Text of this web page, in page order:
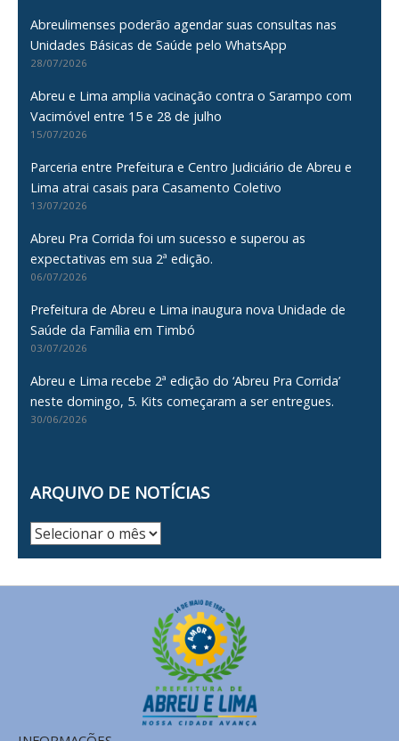
Abreulimenses poderão agendar suas consultas nas
Unidades Básicas de Saúde pelo WhatsApp
28/07/2026
Abreu e Lima amplia vacinação contra o Sarampo com
Vacimóvel entre 15 e 28 de julho
15/07/2026
Parceria entre Prefeitura e Centro Judiciário de Abreu e
Lima atrai casais para Casamento Coletivo
13/07/2026
Abreu Pra Corrida foi um sucesso e superou as
expectativas em sua 2ª edição.
06/07/2026
Prefeitura de Abreu e Lima inaugura nova Unidade de
Saúde da Família em Timbó
03/07/2026
Abreu e Lima recebe 2ª edição do ‘Abreu Pra Corrida’
neste domingo, 5. Kits começaram a ser entregues.
30/06/2026
ARQUIVO DE NOTÍCIAS
Arquivo